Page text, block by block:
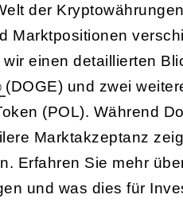
der
Marktpositionen
einen detaillierten
(DOGE) und zwei
(POL). Während
Marktakzeptanz
Erfahren Sie mehr
und was dies für